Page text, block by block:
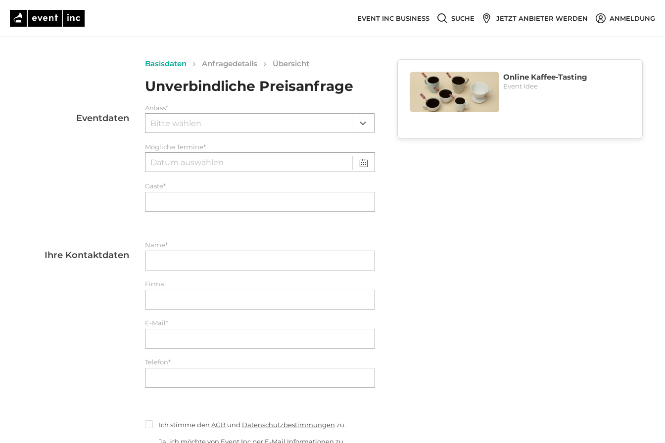
EVENT INC BUSINESS SUCHE JETZT ANBIETER WERDEN ANMELDUNG
Basisdaten Anfragedetails Übersicht
Unverbindliche Preisanfrage
Eventdaten
Anlass*
Mögliche Termine*
Gäste*
Ihre Kontaktdaten
Name*
Firma
E-Mail*
Telefon*
Ich stimme den AGB und Datenschutzbestimmungen zu.
Online Kaffee-Tasting
Event Idee